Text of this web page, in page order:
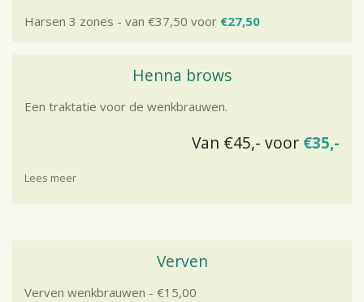
Harsen 3 zones - van €37,50 voor €27,50
Henna brows
Een traktatie voor de wenkbrauwen.
Van €45,- voor €35,-
Lees meer
Verven
Verven wenkbrauwen - €15,00